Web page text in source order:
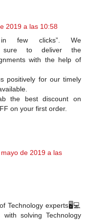
2019 a las 10:58
few clicks”. We
sure to deliver the
with the help of
positively for our timely
the best discount on
on your first order.
de 2019 a las
Technology experts🖥️💻
solving Technology